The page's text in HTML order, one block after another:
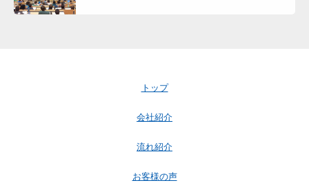
トップ
会社紹介
流れ紹介
お客様の声